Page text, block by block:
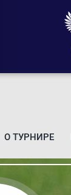
О ТУРНИРЕ